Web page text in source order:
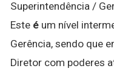
Superintendência /
Este é um nível
Gerência, sendo que
Diretor com poderes